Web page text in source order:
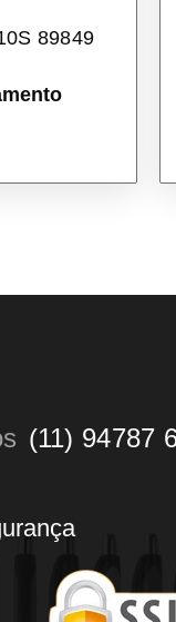
89849
(11) 94787